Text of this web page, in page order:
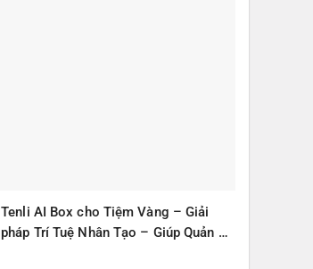
Tenli AI Box cho Tiệm Vàng – Giải
pháp Trí Tuệ Nhân Tạo – Giúp Quản lý